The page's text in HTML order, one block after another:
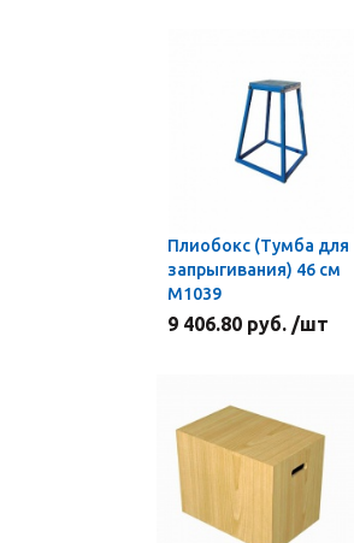
Плиобокс (Тумба для
запрыгивания) 46 см
М1039
9 406.80 руб. /шт